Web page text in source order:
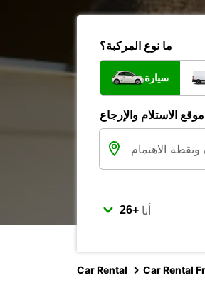
ما نوع المركبة؟
سيارة
موقع الاستلام والإرجاع
أنا
Car Rental Car Rental